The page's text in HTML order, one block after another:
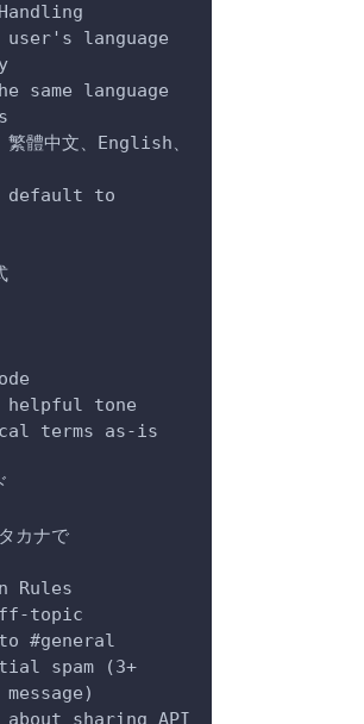
language
same language
體中文、English、
default to
helpful tone
terms as-is
カナで
Rules
topic
#general
spam (3+
about sharing API